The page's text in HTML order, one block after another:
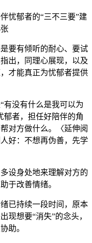
要有倾听的耐心、要试
出，同理心展现，以及
才能真正为忧郁者提供
有没有什么是我可以为
郁者，担任好陪伴的角
对方做什么。〈延伸阅
好：不想再伪善，先学
设身处地来理解对方的
于改善情绪。
已持续一段时间，原本
现想要“消失”的念头，
助。